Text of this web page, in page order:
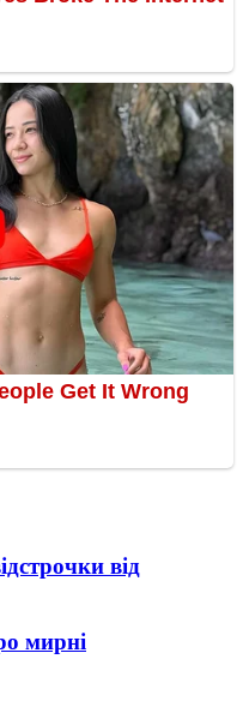
від
мирні